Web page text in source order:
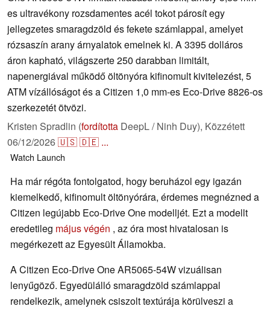
es ultravékony rozsdamentes acél tokot párosít egy
jellegzetes smaragdzöld és fekete számlappal, amelyet
rózsaszín arany árnyalatok emelnek ki. A 3395 dolláros
áron kapható, világszerte 250 darabban limitált,
napenergiával működő öltönyóra kifinomult kivitelezést, 5
ATM vízállóságot és a Citizen 1,0 mm-es Eco-Drive 8826-os
szerkezetét ötvözi.
Kristen Spradlin (fordította DeepL / Ninh Duy), Közzétett
06/12/2026🇺🇸🇩🇪 ...
Watch Launch
Ha már régóta fontolgatod, hogy beruházol egy igazán
kiemelkedő, kifinomult öltönyórára, érdemes megnézned a
Citizen legújabb Eco-Drive One modelljét. Ezt a modellt
eredetileg május végén , az óra most hivatalosan is
megérkezett az Egyesült Államokba.
A Citizen Eco-Drive One AR5065-54W vizuálisan
lenyűgöző. Egyedülálló smaragdzöld számlappal
rendelkezik, amelynek csiszolt textúrája körülveszi a